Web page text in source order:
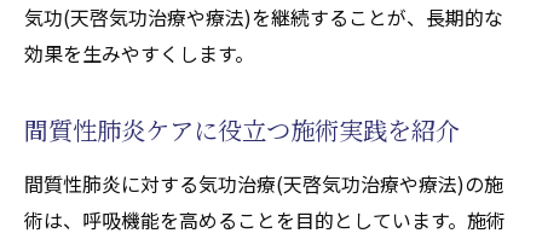
気功(天啓気功治療や療法)を継続することが、長期的な
効果を生みやすくします。
間質性肺炎ケアに役立つ施術実践を紹介
間質性肺炎に対する気功治療(天啓気功治療や療法)の施
術は、呼吸機能を高めることを目的としています。施術